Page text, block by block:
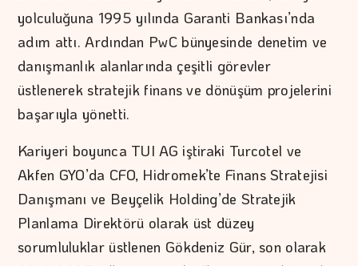
yolculuğuna 1995 yılında Garanti Bankası’nda
adım attı. Ardından PwC bünyesinde denetim ve
danışmanlık alanlarında çeşitli görevler
üstlenerek stratejik finans ve dönüşüm projelerini
başarıyla yönetti.
Kariyeri boyunca TUI AG iştiraki Turcotel ve
Akfen GYO’da CFO, Hidromek’te Finans Stratejisi
Danışmanı ve Beyçelik Holding’de Stratejik
Planlama Direktörü olarak üst düzey
sorumluluklar üstlenen Gökdeniz Gür, son olarak